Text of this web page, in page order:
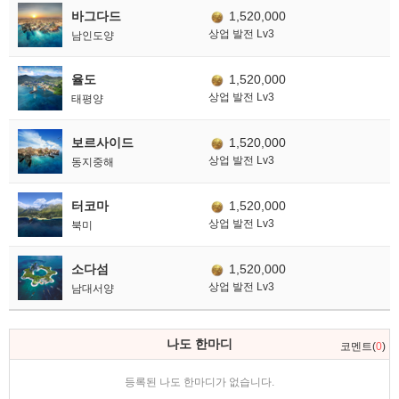
바그다드
남인도양
1,520,000
상업 발전 Lv3
율도
태평양
1,520,000
상업 발전 Lv3
보르사이드
동지중해
1,520,000
상업 발전 Lv3
터코마
북미
1,520,000
상업 발전 Lv3
소다섬
남대서양
1,520,000
상업 발전 Lv3
나도 한마디 코멘트(0)
등록된 나도 한마디가 없습니다.